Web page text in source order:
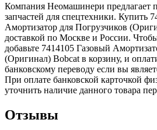
Компания Неомашинери предлагает
запчастей для спецтехники. Купить
Aмортизатор для Погрузчиков
доставкой по Москве и России.
добавьте 7414105 Газовый
(Оригинал) Bobcat в корзину, и
банковскому переводу если вы
При оплате банковской карточкой
уточнить наличие данного товара
Отзывы